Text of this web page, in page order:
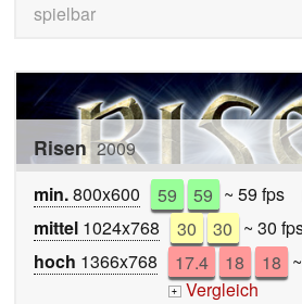
spielbar
Risen 2009
min.800x600 59 59 ~ 59 fps
mittel 1024x768 30 30 ~ 30
hoch 1366x768 17.4 18 18
+ Vergleich